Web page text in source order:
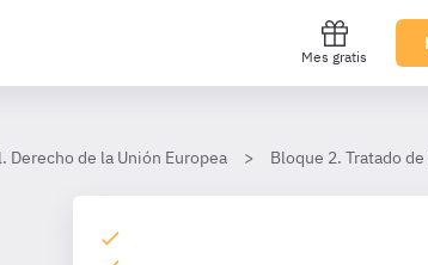
Mes gratis
Derecho de la Unión Europea Bloque 2. Tratado